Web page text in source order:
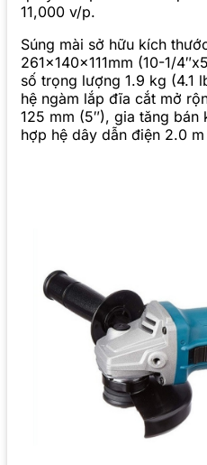
11,000 v/p.
Súng mài sở hữu kích
261x140x111mm (10-1/
số trọng lượng 1.9 kg (4.1
hệ ngàm lắp đĩa cắt mở
125 mm (5″), gia tăng
hợp hệ dây dẫn điện 2.0